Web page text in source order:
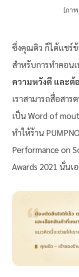
[ภาพ
ซึ่งคุณดิว ก็ได้แชร์ข้
สำหรับการทำคอน
ความหวังดี และต้
เราสามารถสื่อสาร
เป็น Word of
ทำให้ร้าน
Performance on
Awards 2021 นั่นเ